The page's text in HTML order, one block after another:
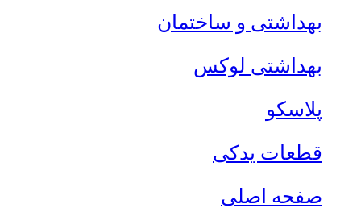
بهداشتی و ساختمان
بهداشتی لوکس
پلاسکو
قطعات یدکی
صفحه اصلی